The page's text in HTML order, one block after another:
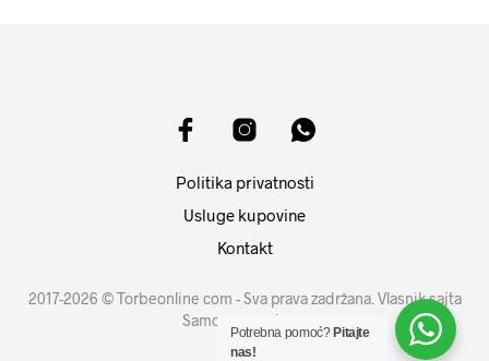
Politika privatnosti
Usluge kupovine
Kontakt
2017-2026 © Torbeonline com - Sva prava zadržana. Vlasnik sajta
Samouprava d.o.o.
Potrebna pomoć? Pitajte
nas!